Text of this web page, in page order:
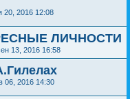
20, 2016 12:08
ЛИЧНОСТИ
13, 2016 16:58
06, 2016 14:30